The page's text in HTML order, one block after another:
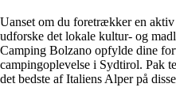
Uanset om du foretrækker en
udforske det lokale kultur- og
Camping Bolzano opfylde dine
campingoplevelse i Sydtirol. Pak
det bedste af Italiens Alper på